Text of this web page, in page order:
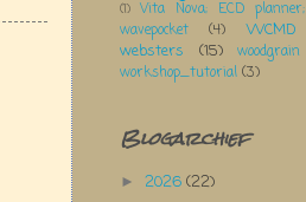
(1) Vita Nova; ECD planner;
wavepocket
(4) WCMD
websters
(15) woodgrain
workshop_tutorial (3)
Blogarchief
► 2026 (22)